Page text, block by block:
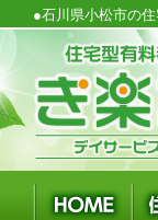
●石川県小松市の